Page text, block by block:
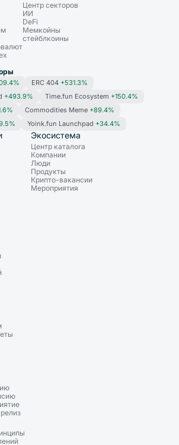
Центр секторов
ИИ
DeFi
Мемкойны
стейблкоины
ERC 404 +531.3%
+493.9% Time.fun Ecosystem +150.4%
Commodities Meme +89.4%
Yoink.fun Launchpad +34.4%
Экосистема
Центр каталога
Компании
Люди
Продукты
Крипто-вакансии
Мероприятия